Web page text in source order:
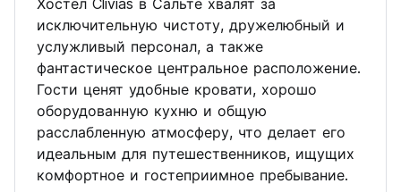
NOT free. The charges depends on the value that is
passed to us by the company in charge of the parking lot.
Taxes are included.
We don’t have breakfast. One infusion per day is included.
Хостел Clivias в Сальте хвалят за
исключительную чистоту, дружелюбный и
услужливый персонал, а также
фантастическое центральное расположение.
Гости ценят удобные кровати, хорошо
оборудованную кухню и общую
расслабленную атмосферу, что делает его
идеальным для путешественников, ищущих
комфортное и гостеприимное пребывание.